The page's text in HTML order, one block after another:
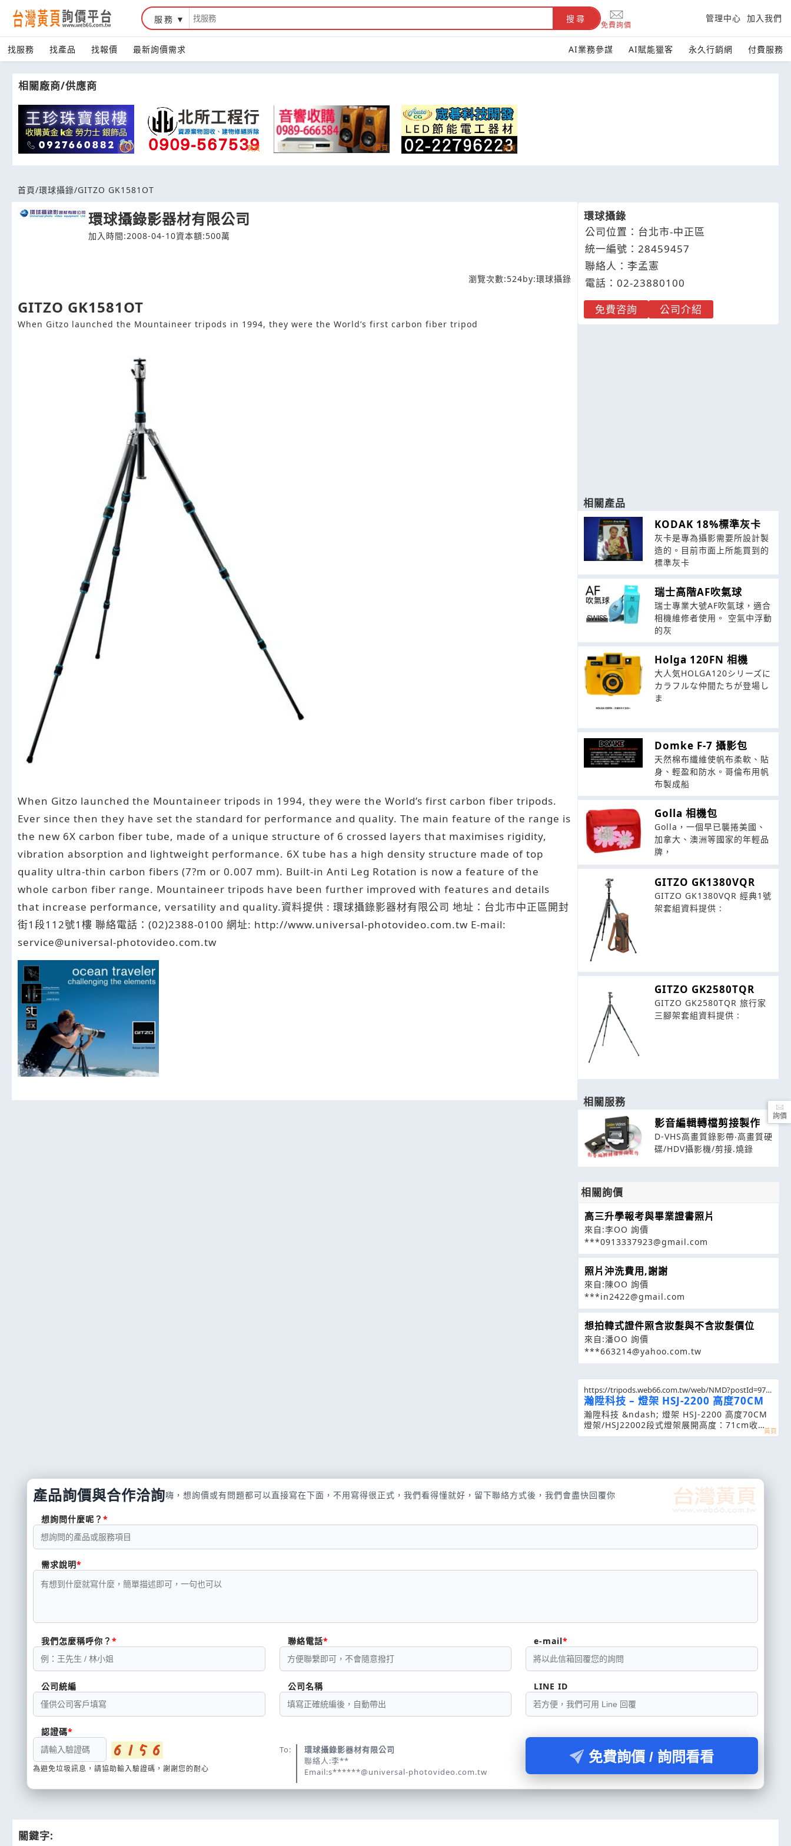
台灣黃頁詢價平台
服務 搜尋
免費詢價
管理中心 加入我們
找服務 找產品 找報價 最新詢價需求 AI業務參謀 AI賦能獵客 永久行銷網 付費服務
相關廠商/供應商
首頁/環球攝錄/GITZO GK1581OT
環球攝錄影器材有限公司
加入時間:2008-04-10資本額:500萬
瀏覽次數:524by:環球攝錄
GITZO GK1581OT
When Gitzo launched the Mountaineer tripods in 1994, they were the World’s first carbon fiber tripod
When Gitzo launched the Mountaineer tripods in 1994, they were the World’s first carbon fiber tripods.
Ever since then they have set the standard for performance and quality. The main feature of the range is
the new 6X carbon fiber tube, made of a unique structure of 6 crossed layers that maximises rigidity,
vibration absorption and lightweight performance. 6X tube has a high density structure made of top
quality ultra-thin carbon fibers (7?m or 0.007 mm). Built-in Anti Leg Rotation is now a feature of the
whole carbon fiber range. Mountaineer tripods have been further improved with features and details
that increase performance, versatility and quality.資料提供 : 環球攝錄影器材有限公司 地址：台北市中正區開封
街1段112號1樓 聯絡電話：(02)2388-0100 網址: http://www.universal-photovideo.com.tw E-mail:
service@universal-photovideo.com.tw
環球攝錄
公司位置：台北市-中正區
統一編號：28459457
聯絡人：李孟憲
電話： 02-23880100
免費咨詢
公司介紹
相關產品
KODAK 18%標準灰卡
灰卡是專為攝影需要所設計製
造的。目前市面上所能買到的
標準灰卡
瑞士高階AF吹氣球
瑞士專業大號AF吹氣球，適合
相機維修者使用。 空氣中浮動
的灰
Holga 120FN 相機
大人気HOLGA120シリーズに
カラフルな仲間たちが登場し
ま
Domke F-7 攝影包
天然棉布纖維使帆布柔軟、貼
身、輕盈和防水。哥倫布用帆
布製成船
Golla 相機包
Golla，一個早已襲捲美國、
加拿大、澳洲等國家的年輕品
牌，
GITZO GK1380VQR
GITZO GK1380VQR 經典1號
架套組資料提供 :
GITZO GK2580TQR
GITZO GK2580TQR 旅行家
三腳架套組資料提供 :
相關服務
影音編輯轉檔剪接製作
D-VHS高畫質錄影帶‧高畫質硬
碟/HDV攝影機/剪接.燒錄
相關詢價
高三升學報考與畢業證書照片
來自:李OO 詢價
***0913337923@gmail.com
照片沖洗費用,謝謝
來自:陳OO 詢價
***in2422@gmail.com
想拍韓式證件照含妝髮與不含妝髮價位
來自:潘OO 詢價
***663214@yahoo.com.tw
https://tripods.web66.com.tw/web/NMD?postId=975
807
瀚陞科技 – 燈架 HSJ-2200 高度70CM
瀚陞科技 &ndash; 燈架 HSJ-2200 高度70CM
燈架/HSJ22002段式燈架展開高度：71cm收納
高度
產品詢價與合作洽詢嗨，想詢價或有問題都可以直接寫在下面，不用寫得很正式，我們看得懂就好，留下聯絡方式後，我們會盡快回覆你
想詢問什麼呢？
需求說明
我們怎麼稱呼你？ 聯絡電話 e-mail
公司統編 公司名稱 LINE ID
認證碼
為避免垃圾訊息，請協助輸入驗證碼，謝謝您的耐心
To:
環球攝錄影器材有限公司
聯絡人:李**
Email:s******@universal-photovideo.com.tw
免費詢價 / 詢問看看
關鍵字:
詢價